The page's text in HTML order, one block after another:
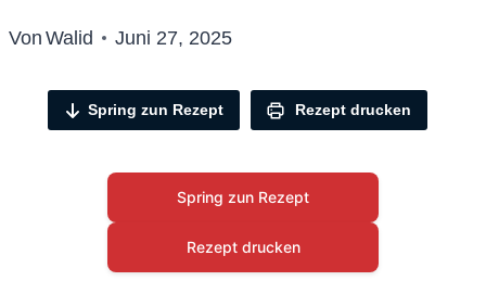
Von Walid Juni 27, 2025
Spring zun Rezept Rezept drucken
Spring zun Rezept
Rezept drucken